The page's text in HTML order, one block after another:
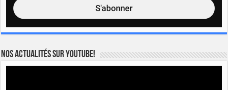
Nos actualités sur YOUTUBE!